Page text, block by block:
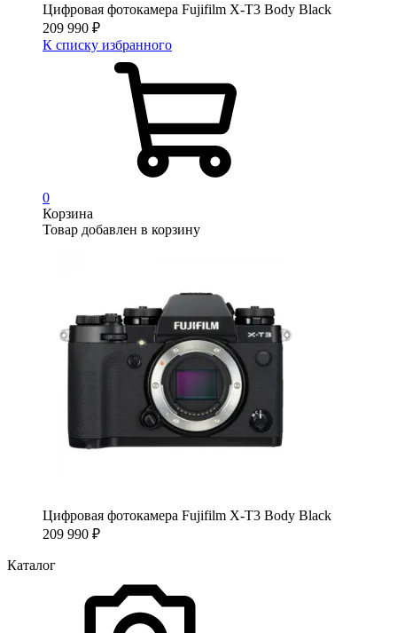
Цифровая фотокамера Fujifilm X-T3 Body Black
209 990 ₽
К списку избранного
0
Корзина
Товар добавлен в корзину
Цифровая фотокамера Fujifilm X-T3 Body Black
209 990 ₽
Каталог